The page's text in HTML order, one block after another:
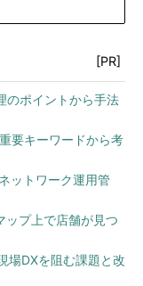
[PR]
のポイントから手法
要キーワードから考
ットワーク運用管
プ上で店舗が見つ
DXを阻む課題と改